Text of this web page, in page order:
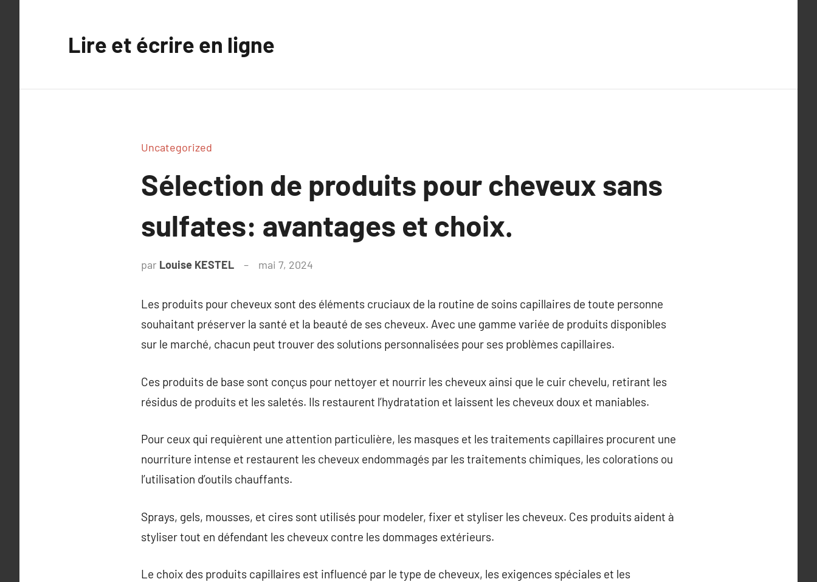
Lire et écrire en ligne
Uncategorized
Sélection de produits pour cheveux sans
sulfates: avantages et choix.
par Louise KESTEL mai 7, 2024
Les produits pour cheveux sont des éléments cruciaux de la routine de soins capillaires de toute personne
souhaitant préserver la santé et la beauté de ses cheveux. Avec une gamme variée de produits disponibles
sur le marché, chacun peut trouver des solutions personnalisées pour ses problèmes capillaires.
Ces produits de base sont conçus pour nettoyer et nourrir les cheveux ainsi que le cuir chevelu, retirant les
résidus de produits et les saletés. Ils restaurent l’hydratation et laissent les cheveux doux et maniables.
Pour ceux qui requièrent une attention particulière, les masques et les traitements capillaires procurent une
nourriture intense et restaurent les cheveux endommagés par les traitements chimiques, les colorations ou
l’utilisation d’outils chauffants.
Sprays, gels, mousses, et cires sont utilisés pour modeler, fixer et styliser les cheveux. Ces produits aident à
styliser tout en défendant les cheveux contre les dommages extérieurs.
Le choix des produits capillaires est influencé par le type de cheveux, les exigences spéciales et les